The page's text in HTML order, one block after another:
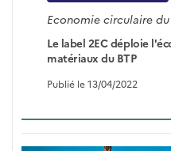
Economie circulaire du
Le label 2EC déploie
matériaux du BTP
Publié le 13/04/2022